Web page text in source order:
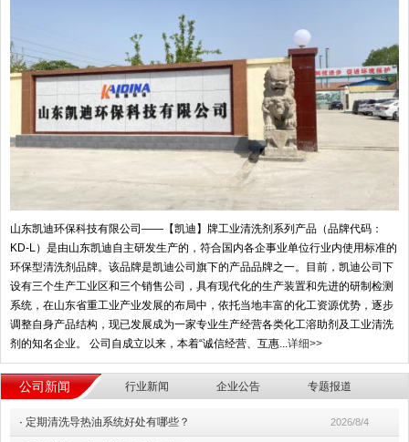
山东凯迪环保科技有限公司——【凯迪】牌工业清洗剂系列产品（品牌代码：
KD-L）是由山东凯迪自主研发生产的，符合国内各企事业单位行业内使用标准的
环保型清洗剂品牌。该品牌是凯迪公司旗下的产品品牌之一。目前，凯迪公司下
设有三个生产工业区和三个销售公司，具有现代化的生产装置和先进的研制检测
系统，在山东省重工业产业发展的布局中，依托当地丰富的化工资源优势，逐步
调整自身产品结构，现已发展成为一家专业生产经营各类化工溶助剂及工业清洗
剂的知名企业。 公司自成立以来，本着“诚信经营、互惠... 详细>>
公司新闻 行业新闻 企业公告 专题报道
· 定期清洗导热油系统好处有哪些？ 2026/8/4